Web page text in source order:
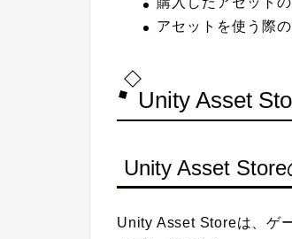
アセットを使う際
Unity Asset
Unity Asset
Unity Asset Storeは、ゲ